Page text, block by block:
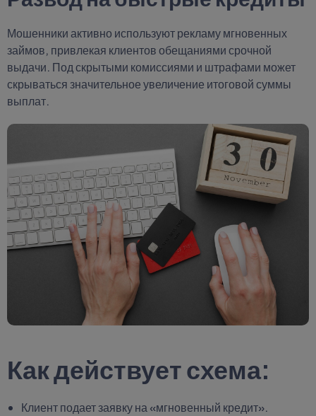
Мошенники активно используют рекламу мгновенных
займов, привлекая клиентов обещаниями срочной
выдачи. Под скрытыми комиссиями и штрафами может
скрываться значительное увеличение итоговой суммы
выплат.
Как действует схема:
Клиент подает заявку на «мгновенный кредит».